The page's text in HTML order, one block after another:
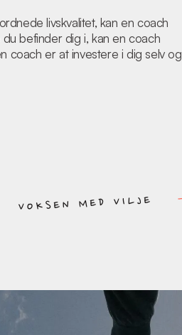
livskvalitet, kan en coach
befinder dig i, kan en coach
coach er at investere i dig selv og
VOKSEN MED VILJE